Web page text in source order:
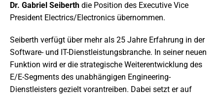
Dr. Gabriel Seiberth die Position des Executive Vice
President Electrics/Electronics übernommen.
Seiberth verfügt über mehr als 25 Jahre Erfahrung in der
Software- und IT-Dienstleistungsbranche. In seiner neuen
Funktion wird er die strategische Weiterentwicklung des
E/E-Segments des unabhängigen Engineering-
Dienstleisters gezielt vorantreiben. Dabei setzt er auf